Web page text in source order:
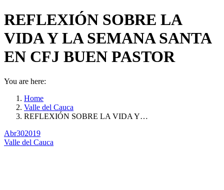
REFLEXIÓN SOBRE LA
VIDA Y LA SEMANA SANTA
EN CFJ BUEN PASTOR
You are here:
Home
Valle del Cauca
REFLEXIÓN SOBRE LA VIDA Y…
Abr302019
Valle del Cauca